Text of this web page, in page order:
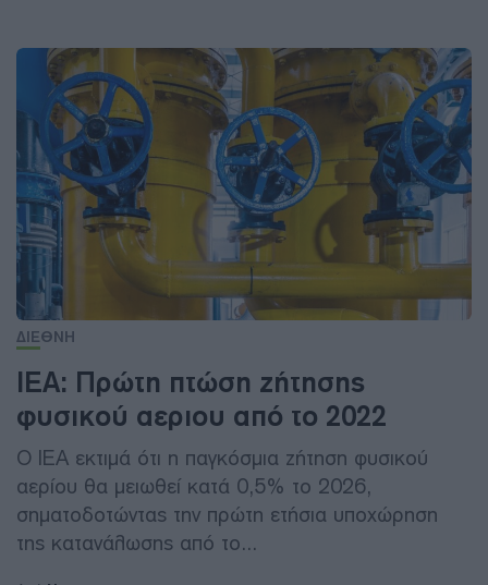
ΔΙΕΘΝΗ
IEA: Πρώτη πτώση ζήτησης
φυσικού αεριου από το 2022
Ο IEA εκτιμά ότι η παγκόσμια ζήτηση φυσικού
αερίου θα μειωθεί κατά 0,5% το 2026,
σηματοδοτώντας την πρώτη ετήσια υποχώρηση
της κατανάλωσης από το...